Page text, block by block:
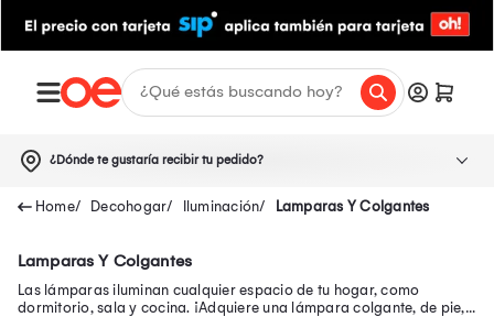
¿Dónde te gustaría recibir tu pedido?
Decohogar Iluminación Lamparas Y Colgantes
Lamparas Y Colgantes
Las lámparas iluminan cualquier espacio de tu hogar, como
dormitorio, sala y cocina. ¡Adquiere una lámpara colgante, de pie,